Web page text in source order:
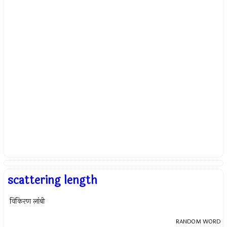
scattering length
विकिरण लांबी
RANDOM WORD